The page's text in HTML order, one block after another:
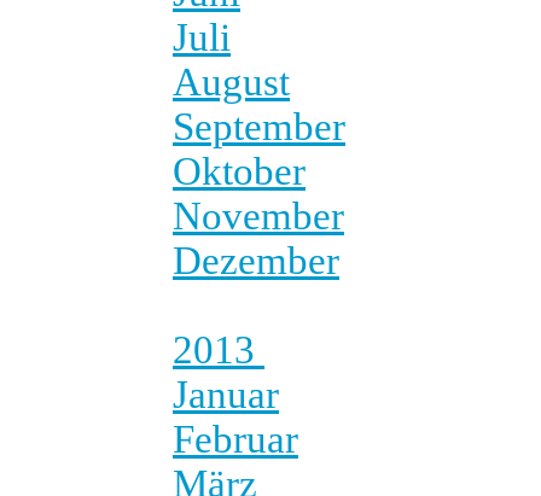
Juli
August
September
Oktober
November
Dezember
2013
Januar
Februar
März